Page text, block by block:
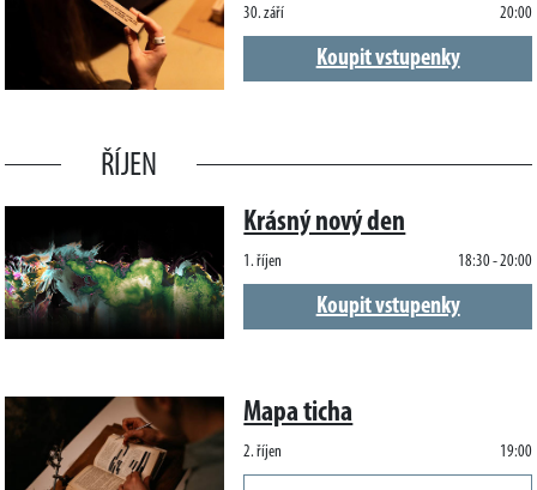
30. září 20:00
Koupit vstupenky
ŘÍJEN
Krásný nový den
1. říjen 18:30 - 20:00
Koupit vstupenky
Mapa ticha
2. říjen 19:00